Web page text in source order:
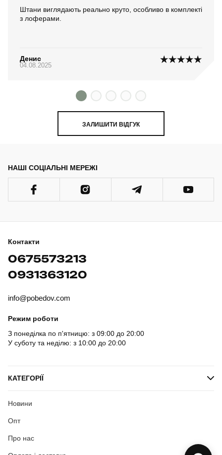
Штани виглядають реально круто, особливо в комплекті
з лоферами.
Денис
04.08.2025
ЗАЛИШИТИ ВІДГУК
НАШІ СОЦІАЛЬНІ МЕРЕЖІ
Контакти
0675573213
0931363120
info@pobedov.com
Режим роботи
З понеділка по п'ятницю: з 09:00 до 20:00
У суботу та неділю: з 10:00 до 20:00
КАТЕГОРІЇ
Новини
Опт
Про нас